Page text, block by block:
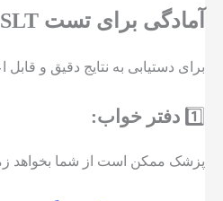
آمادگی برای تست MSLT 📝
برای دستیابی به نتایج دقیق و
1️⃣ دفتر خواب:
پزشک ممکن است از شما بخواهد